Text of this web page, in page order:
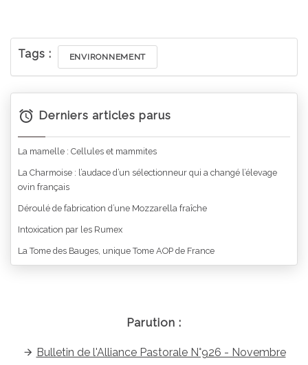
Tags : ENVIRONNEMENT
Derniers articles parus
La mamelle : Cellules et mammites
La Charmoise : l’audace d’un sélectionneur qui a changé l’élevage
ovin français
Déroulé de fabrication d’une Mozzarella fraîche
Intoxication par les Rumex
La Tome des Bauges, unique Tome AOP de France
Parution :
Bulletin de l'Alliance Pastorale N°926 - Novembre